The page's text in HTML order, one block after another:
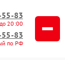
83
20:00
83
по РФ